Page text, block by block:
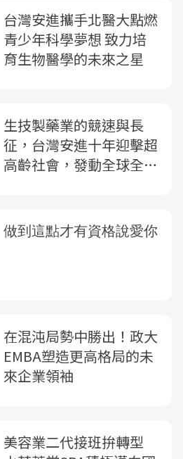
台灣安進攜手北醫大點燃
青少年科學夢想 致力培
育生物醫學的未來之星
生技製藥業的競速與長
征，台灣安進十年迎擊超
高齡社會，發動全球全才
在混沌局勢中勝出！政大
EMBA塑造更高格局的未
來企業領袖
美容業二代接班拚轉型